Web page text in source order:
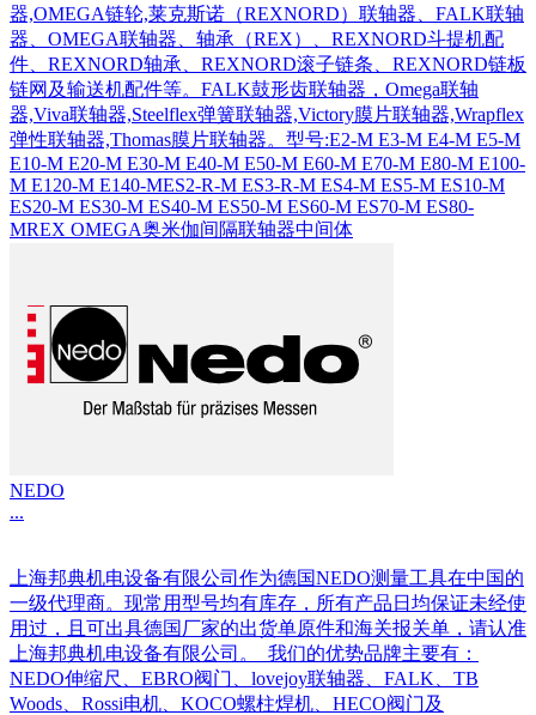
器,OMEGA链轮,莱克斯诺（REXNORD）联轴器、FALK联轴
器、OMEGA联轴器、轴承（REX）、REXNORD斗提机配
件、REXNORD轴承、REXNORD滚子链条、REXNORD链板
链网及输送机配件等。FALK鼓形齿联轴器，Omega联轴
器,Viva联轴器,Steelflex弹簧联轴器,Victory膜片联轴器,Wrapflex
弹性联轴器,Thomas膜片联轴器。型号:E2-M E3-M E4-M E5-M
E10-M E20-M E30-M E40-M E50-M E60-M E70-M E80-M E100-
M E120-M E140-MES2-R-M ES3-R-M ES4-M ES5-M ES10-M
ES20-M ES30-M ES40-M ES50-M ES60-M ES70-M ES80-
MREX OMEGA奥米伽间隔联轴器中间体
NEDO
...
上海邦典机电设备有限公司作为德国NEDO测量工具在中国的
一级代理商。现常用型号均有库存，所有产品日均保证未经使
用过，且可出具德国厂家的出货单原件和海关报关单，请认准
上海邦典机电设备有限公司。 我们的优势品牌主要有：
NEDO伸缩尺、EBRO阀门、lovejoy联轴器、FALK、TB
Woods、Rossi电机、KOCO螺柱焊机、HECO阀门及